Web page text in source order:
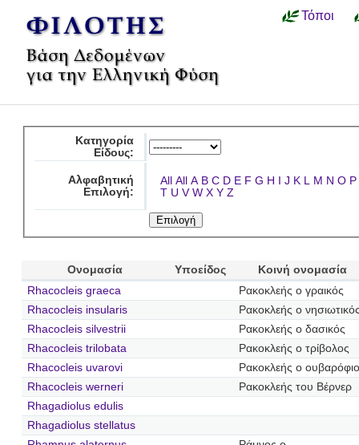
Τόποι
Κατηγορία
Είδους:
Αλφαβητική
Επιλογή:
All All A B C D E F G H I J K L M N O P
T U V W X Y Z
Ονομασία Υποείδος
Κοινή ονομασία
Rhacocleis graeca
Ρακοκλεής ο γραικός
Rhacocleis insularis
Ρακοκλεής ο
Rhacocleis silvestrii
Ρακοκλεής ο δασικός
Rhacocleis trilobata
Ρακοκλεής ο τρίβολος
Rhacocleis uvarovi
Ρακοκλεής ο
Rhacocleis werneri
Ρακοκλεής του Βέρνερ
Rhagadiolus edulis
Rhagadiolus stellatus